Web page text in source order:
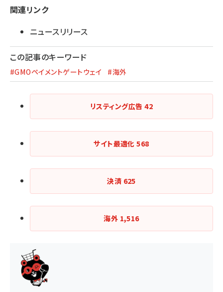
関連リンク
ニュースリリース
この記事のキーワード
#GMOペイメントゲートウェイ #海外
リスティング広告42
サイト最適化568
決済 625
海外 1,516